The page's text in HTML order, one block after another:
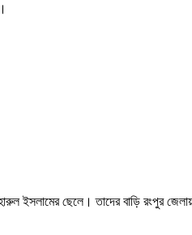
ইসলামের ছেলে। তাদের বাড়ি